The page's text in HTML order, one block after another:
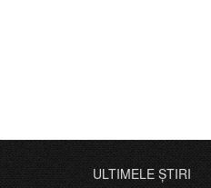
ULTIMELE ȘTIRI